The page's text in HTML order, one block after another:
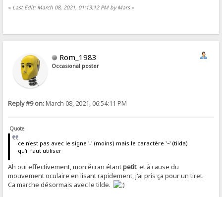
« Last Edit: March 08, 2021, 01:13:12 PM by Mars»
Rom_1983
Occasional poster
Reply #9 on:March 08, 2021, 06:54:11 PM
Quote
ce n'est pas avec le signe '-' (moins) mais le caractère '~' (tilda)
qu'il faut utiliser
Ah oui effectivement, mon écran étantpetit, et à cause du
mouvement oculaire en lisant rapidement, j'ai pris ça pour un tiret.
Ca marche désormais avec le tilde.